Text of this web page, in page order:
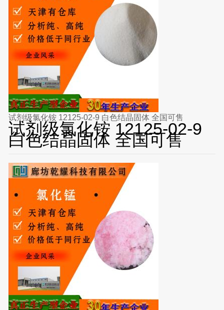
试剂级氯化铵 12125-02-9 白色结晶固体 全国可售
试剂级氯化铵 12125-02-9
白色结晶固体 全国可售